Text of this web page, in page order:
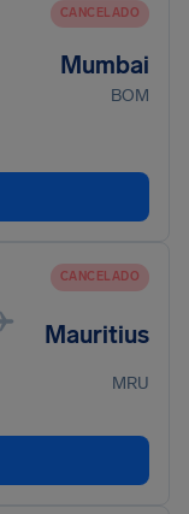
CANCELADO
Mumbai
BOM
CANCELADO
Mauritius
MRU